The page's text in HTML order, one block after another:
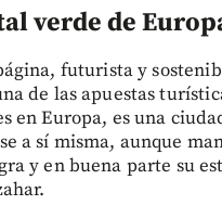
verde de
futurista y
de las apuestas
en Europa, es una
a sí misma, aunque
y en buena parte su